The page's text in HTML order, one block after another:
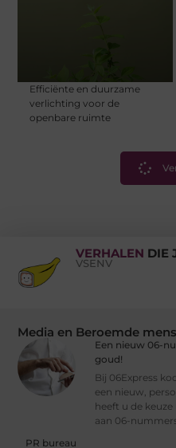
Efficiënte en duurzame
verlichting voor de
openbare ruimte
VERHALEN DIE
VSENV
Media en Beroemde
Een nieuw 06-
goud!
Bij 06Express
een nieuw,
heeft u de
aan 06-
PR bureau